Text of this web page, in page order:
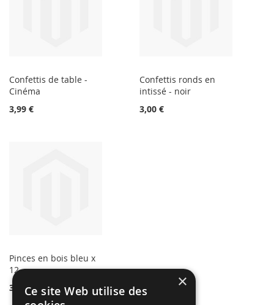
Confettis de table -
Cinéma
3,99 €
Confettis ronds en
intissé - noir
3,00 €
Pinces en bois bleu x
12
3,99 €
×
Ce site Web utilise des